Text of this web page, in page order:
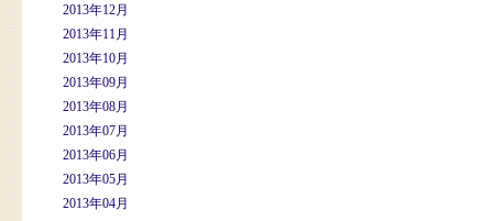
2013年12月
2013年11月
2013年10月
2013年09月
2013年08月
2013年07月
2013年06月
2013年05月
2013年04月